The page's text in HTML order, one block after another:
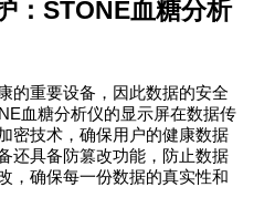
：STONE血糖分析
的重要设备，因此数据的安全
血糖分析仪的显示屏在数据传
密技术，确保用户的健康数据
还具备防篡改功能，防止数据
，确保每一份数据的真实性和